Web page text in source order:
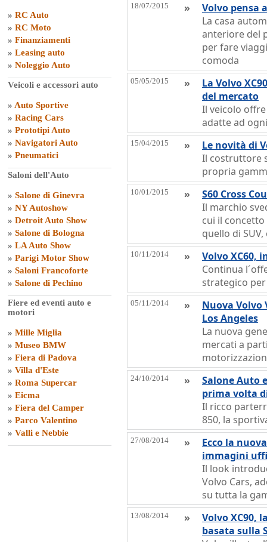
» RC Auto
» RC Moto
» Finanziamenti
» Leasing auto
» Noleggio Auto
Veicoli e accessori auto
» Auto Sportive
» Racing Cars
» Prototipi Auto
» Navigatori Auto
» Pneumatici
Saloni dell'Auto
» Salone di Ginevra
» NY Autoshow
» Detroit Auto Show
» Salone di Bologna
» LA Auto Show
» Parigi Motor Show
» Saloni Francoforte
» Salone di Pechino
Fiere ed eventi auto e
motori
» Mille Miglia
» Museo BMW
» Fiera di Padova
» Villa d'Este
» Roma Supercar
» Eicma
» Fiera del Camper
» Parco Valentino
» Valli e Nebbie
18/07/2015 »
Volvo pensa
La casa
anteriore del
per fare
comoda
05/05/2015 »
La Volvo
del mercato
Il veicolo
adatte ad
15/04/2015 »
Le novità di
Il costruttore
propria
10/01/2015 »
S60 Cross
Il marchio
cui il
quello di
10/11/2014 »
Volvo XC60,
Continua
strategico
05/11/2014 »
Nuova Volvo
Los Angeles
La nuova
mercati a
24/10/2014 »
Salone Auto
prima volta
Il ricco
850, la
27/08/2014 »
Ecco la
immagini
Il look
Volvo Cars,
su tutta la
13/08/2014 »
Volvo XC90,
basata sulla